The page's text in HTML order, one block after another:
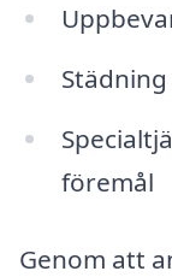
föremål
Genom att